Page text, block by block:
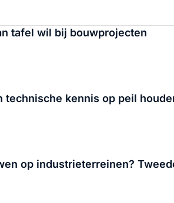
tafel wil bij bouwprojecten
technische kennis op peil
op industrieterreinen?